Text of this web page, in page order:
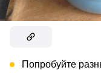
Попробуйте